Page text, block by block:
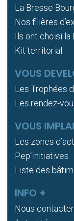
La Bresse
Nos filières
Ils ont choisi la
Kit territorial
VOUS
Les Trophées
Les rendez-
VOUS
Les zones
Pep’Initiatives
Liste des
INFO +
Nous contacter